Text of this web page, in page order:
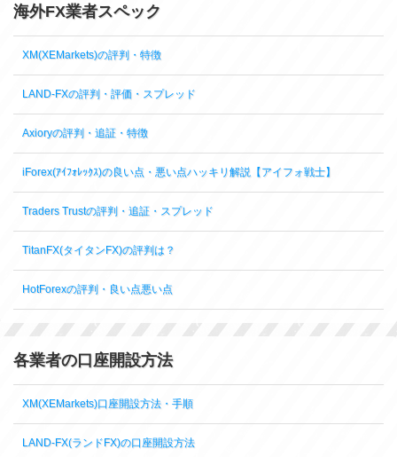
海外FX業者スペック
XM(XEMarkets)の評判・特徴
LAND-FXの評判・評価・スプレッド
Axioryの評判・追証・特徴
iForex(ｱｲﾌｫﾚｯｸｽ)の良い点・悪い点ハッキリ解説【アイフォ戦士】
Traders Trustの評判・追証・スプレッド
TitanFX(タイタンFX)の評判は？
HotForexの評判・良い点悪い点
各業者の口座開設方法
XM(XEMarkets)口座開設方法・手順
LAND-FX(ランドFX)の口座開設方法